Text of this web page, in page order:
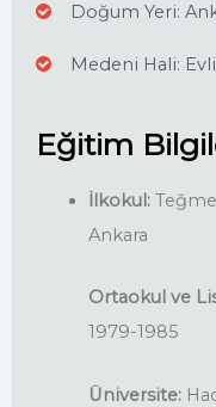
Doğum Yeri:
Medeni Hali:
Eğitim
İlkokul:
Ankara
Ortaokul ve
1979-1985
Üniversite: